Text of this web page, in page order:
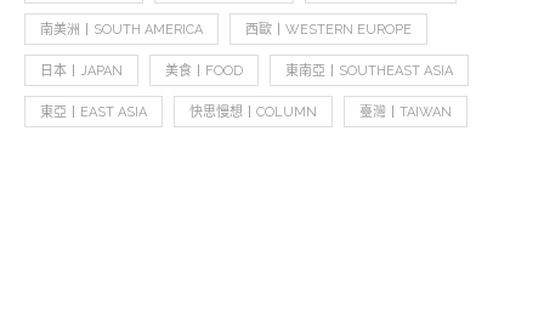
南美洲丨SOUTH AMERICA 西歐丨WESTERN EUROPE
日本丨JAPAN 美食丨FOOD 東南亞丨SOUTHEAST ASIA
東亞丨EAST ASIA 快思慢想丨COLUMN 臺灣丨TAIWAN